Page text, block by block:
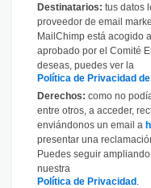
Destinatarios: tus datos
proveedor de email
MailChimp está acogido
aprobado por el Comité
deseas, puedes ver la
Política de Privacidad
Derechos: como no
entre otros, a acceder,
enviándonos un email a
presentar una
Puedes seguir
nuestra
Política de Privacidad